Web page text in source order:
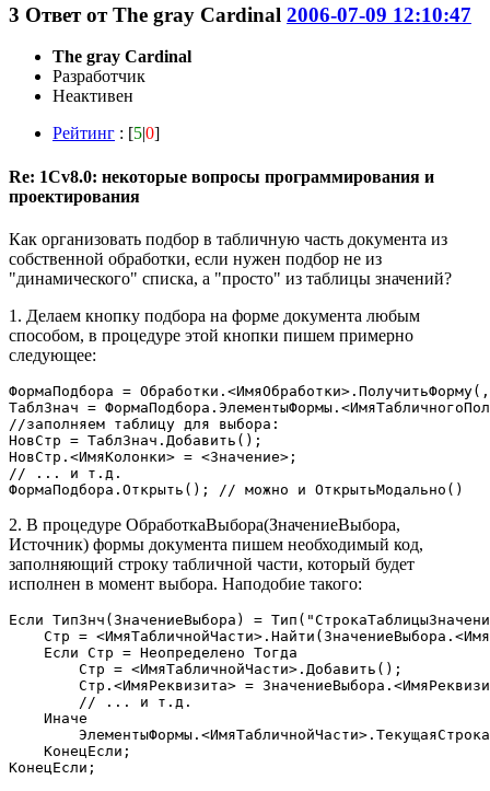
3 Ответ отThe gray Cardinal 2006-07-09 12:10:47
The gray Cardinal
Разработчик
Неактивен
Рейтинг : [5|0]
Re: 1Cv8.0: некоторые вопросы программирования и
проектирования
Как организовать подбор в табличную часть документа из
собственной обработки, если нужен подбор не из
"динамического" списка, а "просто" из таблицы значений?
1. Делаем кнопку подбора на форме документа любым
способом, в процедуре этой кнопки пишем примерно
следующее:
ФормаПодбора =
ТаблЗнач =
//заполняем таблицу для выбора:
НовСтр = ТаблЗнач.Добавить();
НовСтр.<ИмяКолонки> = <Значение>;
// ... и т.д.
ФормаПодбора.Открыть(); // можно и ОткрытьМодально()
2. В процедуре ОбработкаВыбора(ЗначениеВыбора,
Источник) формы документа пишем необходимый код,
заполняющий строку табличной части, который будет
исполнен в момент выбора. Наподобие такого:
Если ТипЗнч(ЗначениеВыбора) =
Стр =
    Если Стр = Неопределено Тогда
        Стр = <ИмяТабличнойЧасти>.Добавить();
Стр.<ИмяРеквизита> =
        // ... и т.д.
    Иначе
    КонецЕсли;
КонецЕсли;